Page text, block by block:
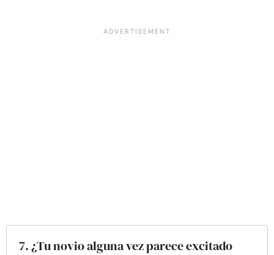
7. ¿Tu novio alguna vez parece excitado